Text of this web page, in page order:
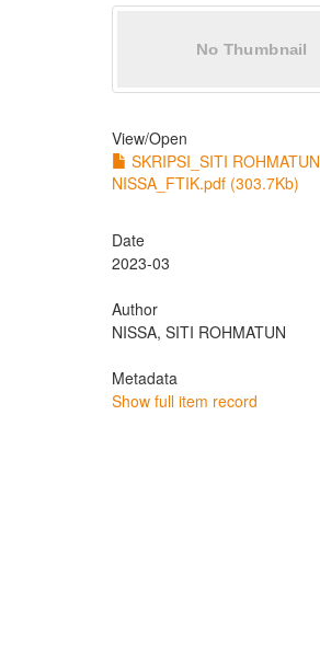
View/Open
SKRIPSI_SITI ROHMATUN
NISSA_FTIK.pdf (303.7Kb)
Date
2023-03
Author
NISSA, SITI ROHMATUN
Metadata
Show full item record